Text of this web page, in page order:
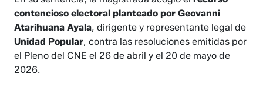
contencioso electoral planteado por Geovanni
Atarihuana Ayala, dirigente y representante legal de
Unidad Popular, contra las resoluciones emitidas por
el Pleno del CNE el 26 de abril y el 20 de mayo de
2026.